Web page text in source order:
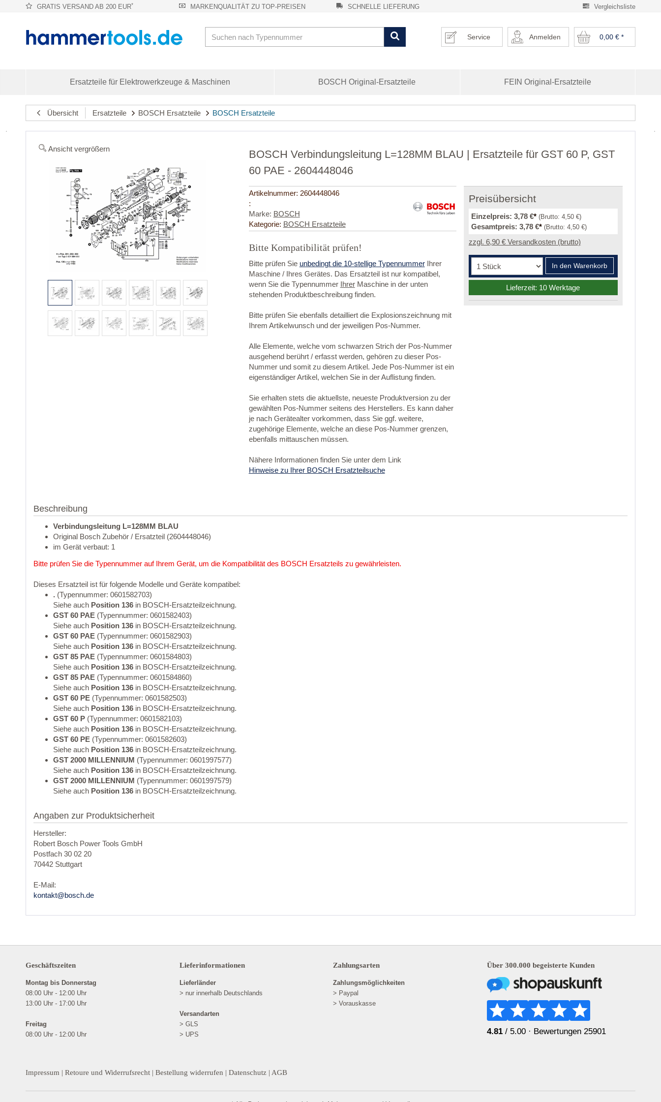
Vergleichsliste
GRATIS VERSAND AB 200 EUR* MARKENQUALITÄT ZU TOP-PREISEN SCHNELLE LIEFERUNG
0,00 €*
Anmelden
Service
Ersatzteile für Elektrowerkzeuge & Maschinen BOSCH Original-Ersatzteile FEIN Original-Ersatzteile
Übersicht Ersatzteile BOSCH Ersatzteile BOSCH Ersatzteile
Ansicht vergrößern
BOSCH Verbindungsleitung L=128MM BLAU | Ersatzteile für GST 60 P, GST
60 PAE - 2604448046
Artikelnummer: 2604448046
:
Marke: BOSCH
Kategorie: BOSCH Ersatzteile
Bitte Kompatibilität prüfen!
Bitte prüfen Sie unbedingt die 10-stellige TypennummerIhrer
Maschine / Ihres Gerätes. Das Ersatzteil ist nur kompatibel,
wenn Sie die Typennummer IhrerMaschine in der unten
stehenden Produktbeschreibung finden.
Bitte prüfen Sie ebenfalls detailliert die Explosionszeichnung mit
Ihrem Artikelwunsch und der jeweiligen Pos-Nummer.
Alle Elemente, welche vom schwarzen Strich der Pos-Nummer
ausgehend berührt / erfasst werden, gehören zu dieser Pos-
Nummer und somit zu diesem Artikel. Jede Pos-Nummer ist ein
eigenständiger Artikel, welchen Sie in der Auflistung finden.
Sie erhalten stets die aktuellste, neueste Produktversion zu der
gewählten Pos-Nummer seitens des Herstellers. Es kann daher
je nach Gerätealter vorkommen, dass Sie ggf. weitere,
zugehörige Elemente, welche an diese Pos-Nummer grenzen,
ebenfalls mittauschen müssen.
Nähere Informationen finden Sie unter dem Link
Hinweise zu Ihrer BOSCH Ersatzteilsuche
Preisübersicht
Einzelpreis: 3,78 €* (Brutto: 4,50 €)
Gesamtpreis: 3,78 €* (Brutto: 4,50 €)
zzgl. 6,90 € Versandkosten (brutto)
In den Warenkorb
Lieferzeit: 10 Werktage
Beschreibung
Verbindungsleitung L=128MM BLAU
Original Bosch Zubehör / Ersatzteil (2604448046)
im Gerät verbaut: 1
Bitte prüfen Sie die Typennummer auf Ihrem Gerät, um die Kompatibilität des BOSCH Ersatzteils zu gewährleisten.
Dieses Ersatzteil ist für folgende Modelle und Geräte kompatibel:
. (Typennummer: 0601582703)
Siehe auch Position 136 in BOSCH-Ersatzteilzeichnung.
GST 60 PAE (Typennummer: 0601582403)
Siehe auch Position 136 in BOSCH-Ersatzteilzeichnung.
GST 60 PAE (Typennummer: 0601582903)
Siehe auch Position 136 in BOSCH-Ersatzteilzeichnung.
GST 85 PAE (Typennummer: 0601584803)
Siehe auch Position 136 in BOSCH-Ersatzteilzeichnung.
GST 85 PAE (Typennummer: 0601584860)
Siehe auch Position 136 in BOSCH-Ersatzteilzeichnung.
GST 60 PE (Typennummer: 0601582503)
Siehe auch Position 136 in BOSCH-Ersatzteilzeichnung.
GST 60 P (Typennummer: 0601582103)
Siehe auch Position 136 in BOSCH-Ersatzteilzeichnung.
GST 60 PE (Typennummer: 0601582603)
Siehe auch Position 136 in BOSCH-Ersatzteilzeichnung.
GST 2000 MILLENNIUM (Typennummer: 0601997577)
Siehe auch Position 136 in BOSCH-Ersatzteilzeichnung.
GST 2000 MILLENNIUM (Typennummer: 0601997579)
Siehe auch Position 136 in BOSCH-Ersatzteilzeichnung.
Angaben zur Produktsicherheit
Hersteller:
Robert Bosch Power Tools GmbH
Postfach 30 02 20
70442 Stuttgart
E-Mail:
kontakt@bosch.de
Geschäftszeiten
Montag bis Donnerstag
08:00 Uhr - 12:00 Uhr
13:00 Uhr - 17:00 Uhr
Freitag
08:00 Uhr - 12:00 Uhr
Lieferinformationen
Lieferländer
> nur innerhalb Deutschlands
Versandarten
> GLS
> UPS
Zahlungsarten
Zahlungsmöglichkeiten
> Paypal
> Vorauskasse
Über 300.000 begeisterte Kunden
4.81 / 5.00 · Bewertungen 25901
Impressum | Retoure und Widerrufsrecht | Bestellung widerrufen | Datenschutz | AGB